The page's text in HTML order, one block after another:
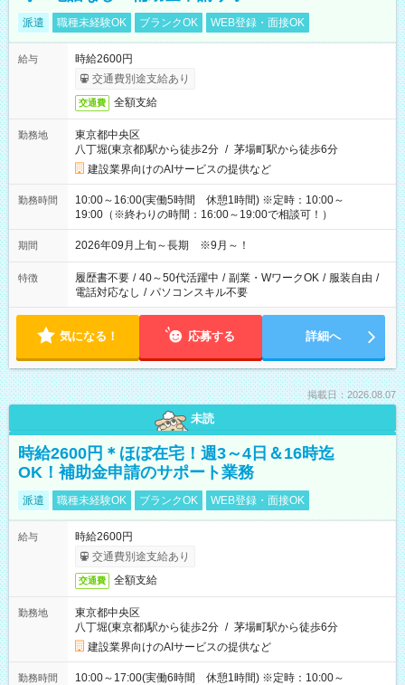
派遣 職種未経験OK ブランクOK WEB登録・面接OK
給与
時給2600円
交通費別途支給あり
交通費 全額支給
勤務地
東京都中央区
八丁堀(東京都)駅から徒歩2分 / 茅場町駅から徒歩6分
建設業界向けのAIサービスの提供など
勤務時間
10:00～16:00(実働5時間 休憩1時間) ※定時：10:00～
19:00（※終わりの時間：16:00～19:00で相談可！）
期間 2026年09月上旬～長期 ※9月～！
特徴 履歴書不要 / 40～50代活躍中 / 副業・WワークOK / 服装自由 /
電話対応なし / パソコンスキル不要
気になる！ 応募する 詳細へ
掲載日：2026.08.07
未読
時給2600円＊ほぼ在宅！週3～4日＆16時迄
OK！補助金申請のサポート業務
派遣 職種未経験OK ブランクOK WEB登録・面接OK
給与
時給2600円
交通費別途支給あり
交通費 全額支給
勤務地
東京都中央区
八丁堀(東京都)駅から徒歩2分 / 茅場町駅から徒歩6分
建設業界向けのAIサービスの提供など
勤務時間
10:00～17:00(実働6時間 休憩1時間) ※定時：10:00～